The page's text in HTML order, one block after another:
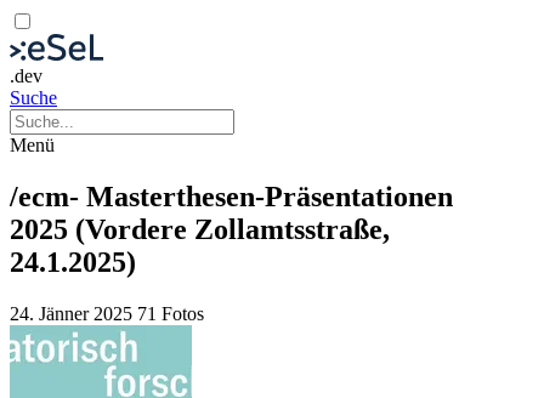
.dev
Suche
Menü
/ecm- Masterthesen-Präsentationen
2025 (Vordere Zollamtsstraße,
24.1.2025)
24. Jänner 2025 71 Fotos